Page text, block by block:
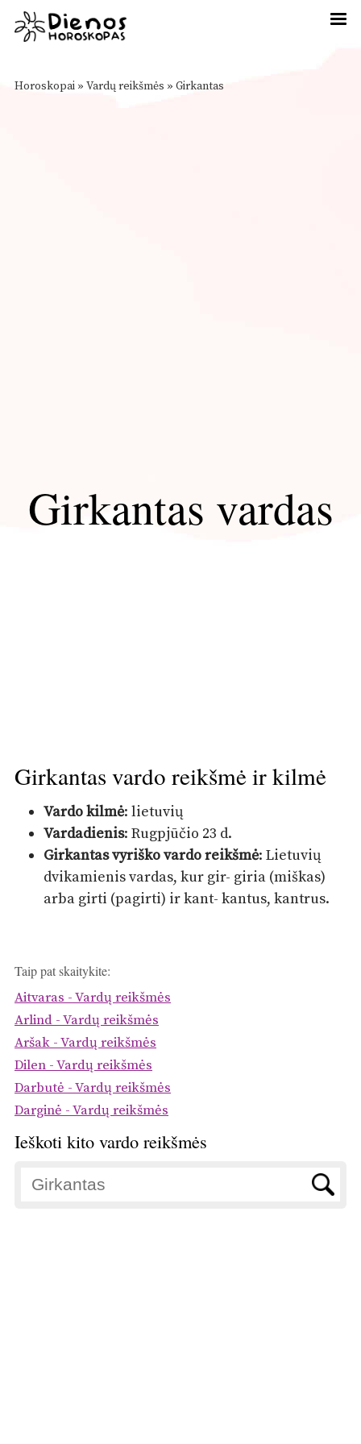
Horoskopai » Vardų reikšmės » Girkantas
Girkantas vardas
Girkantas vardo reikšmė ir kilmė
Vardo kilmė: lietuvių
Vardadienis: Rugpjūčio 23 d.
Girkantas vyriško vardo reikšmė: Lietuvių
dvikamienis vardas, kur gir- giria (miškas)
arba girti (pagirti) ir kant- kantus, kantrus.
Taip pat skaitykite:
Aitvaras - Vardų reikšmės
Arlind - Vardų reikšmės
Aršak - Vardų reikšmės
Dilen - Vardų reikšmės
Darbutė - Vardų reikšmės
Darginė - Vardų reikšmės
Ieškoti kito vardo reikšmės